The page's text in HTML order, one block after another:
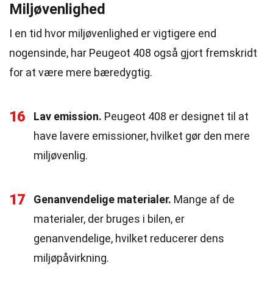
Miljøvenlighed
I en tid hvor miljøvenlighed er vigtigere end
nogensinde, har Peugeot 408 også gjort fremskridt
for at være mere bæredygtig.
16 Lav emission. Peugeot 408 er designet til at
have lavere emissioner, hvilket gør den mere
miljøvenlig.
17 Genanvendelige materialer. Mange af de
materialer, der bruges i bilen, er
genanvendelige, hvilket reducerer dens
miljøpåvirkning.